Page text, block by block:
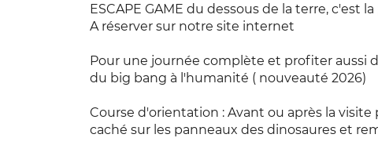
ESCAPE GAME du dessous de la terre, c'est
A réserver sur notre site internet
Pour une journée complète et profiter aussi
du big bang à l'humanité ( nouveauté 2026)
Course d'orientation : Avant ou après la
caché sur les panneaux des dinosaures et